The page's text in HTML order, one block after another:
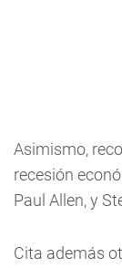
Asimismo,
recesión
Paul Allen, y
Cita además